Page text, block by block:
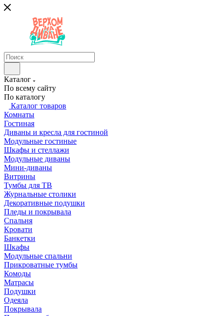
Каталог
По всему сайту
По каталогу
Каталог товаров
Комнаты
Гостиная
Диваны и кресла для гостиной
Модульные гостиные
Шкафы и стеллажи
Модульные диваны
Мини-диваны
Витрины
Тумбы для ТВ
Журнальные столики
Декоративные подушки
Пледы и покрывала
Спальня
Кровати
Банкетки
Шкафы
Модульные спальни
Прикроватные тумбы
Комоды
Матрасы
Подушки
Одеяла
Покрывала